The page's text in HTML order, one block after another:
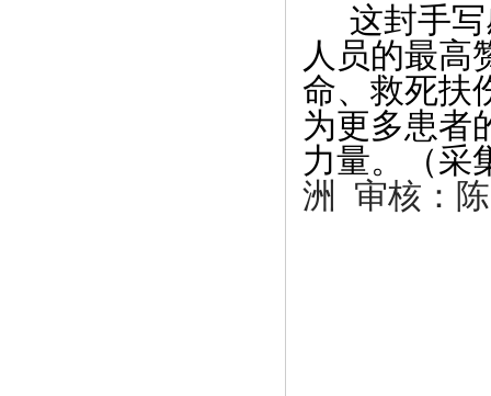
这封手
人员的最高
命、救死扶
为更多患者
力量。（
洲 审核：